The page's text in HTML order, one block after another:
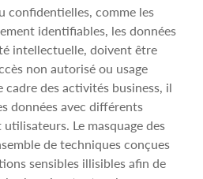
confidentielles, comme les
identifiables, les données
intellectuelle, doivent être
non autorisé ou usage
des activités business, il
données avec différents
Le masquage des
de techniques conçues
sensibles illisibles afin de